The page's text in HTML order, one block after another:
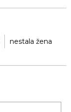
nestala žena